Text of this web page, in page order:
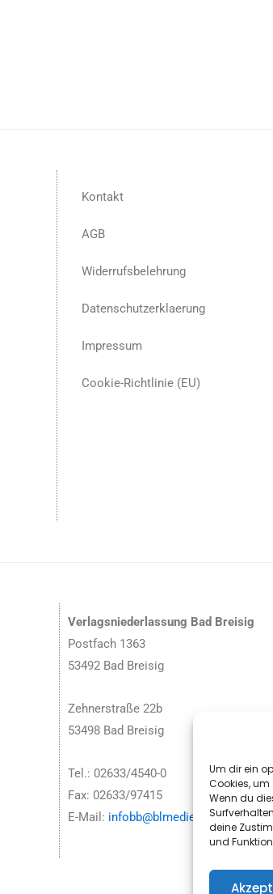
Um dir ein
Cookies,
Wenn du
deine
und
Kontakt
AGB
Widerrufsbelehrung
Datenschutzerklaerung
Impressum
Cookie-Richtlinie (EU)
Verlagsniederlassung Bad Breisig
Postfach 1363
53492 Bad Breisig
Zehnerstraße 22b
53498 Bad Breisig
Tel.: 02633/4540-0
Fax: 02633/97415
E-Mail: infobb@blmedien.de